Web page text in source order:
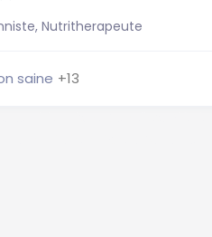
Nutritherapeute
saine +13